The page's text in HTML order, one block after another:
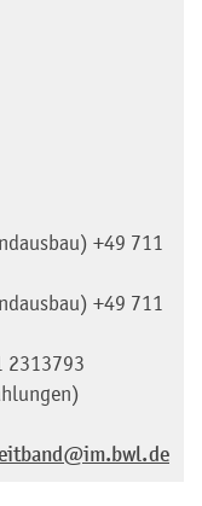
+49 711
+49 711
2313793